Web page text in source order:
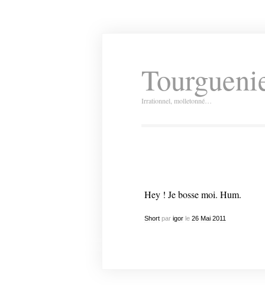
Irrationnel, molletonné…
Hey ! Je bosse moi. Hum.
Shortpar igorle 26 Mai 2011